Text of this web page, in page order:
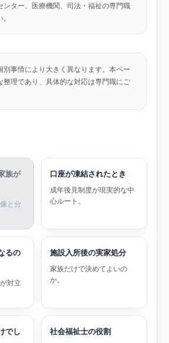
ンター、医療機関、司法・福祉の専門職
別事情により大きく異なります。本ペー
整理であり、具体的な対応は専門職にご
族が
と分
口座が凍結されたとき
成年後見制度が現実的な中
心ルート。
るの
対立
施設入所後の実家処分
家族だけで決めてよいの
か。
でし
社会福祉士の役割